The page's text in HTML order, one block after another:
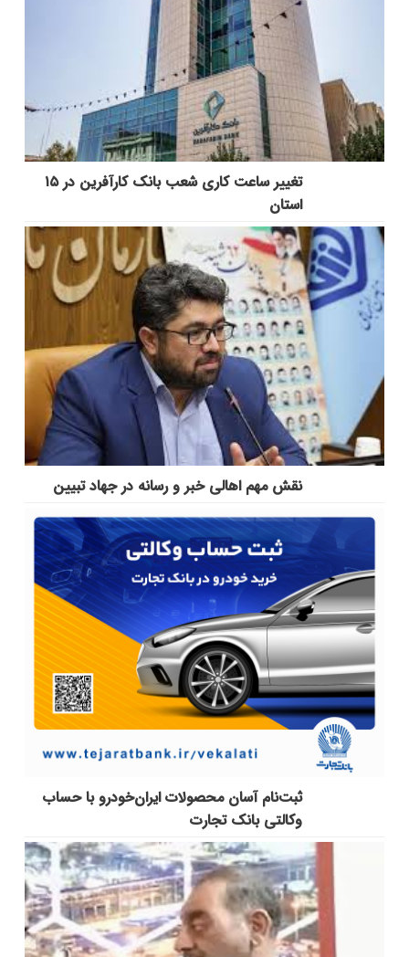
تغییر ساعت کاری شعب بانک کارآفرین در ۱۵
استان
نقش مهم اهالی خبر و رسانه در جهاد تبیین
ثبت‌نام آسان محصولات ایران‌خودرو با حساب
وکالتی بانک تجارت